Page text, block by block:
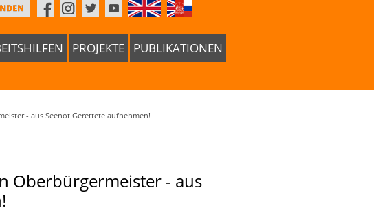
PROJEKTE PUBLIKATIONEN
- aus Seenot Gerettete aufnehmen!
Oberbürgermeister - aus